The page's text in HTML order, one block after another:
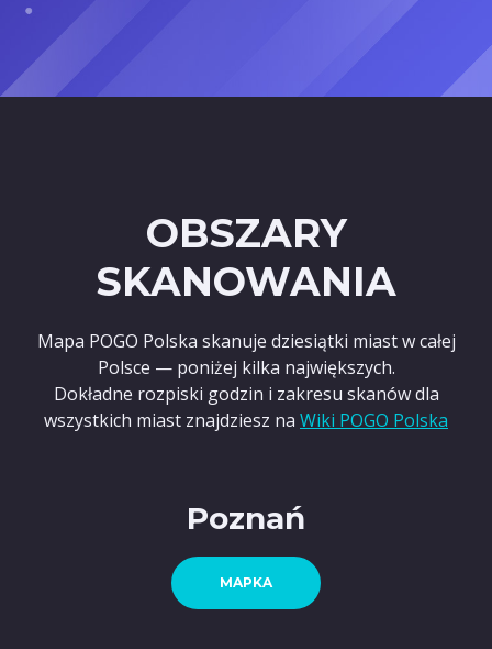
OBSZARY
SKANOWANIA
Mapa POGO Polska skanuje dziesiątki miast w całej
Polsce — poniżej kilka największych.
Dokładne rozpiski godzin i zakresu skanów dla
wszystkich miast znajdziesz na Wiki POGO Polska
Poznań
MAPKA